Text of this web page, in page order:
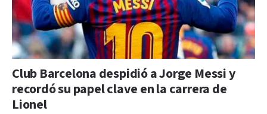
Club Barcelona despidió a Jorge Messi y
recordó su papel clave en la carrera de
Lionel